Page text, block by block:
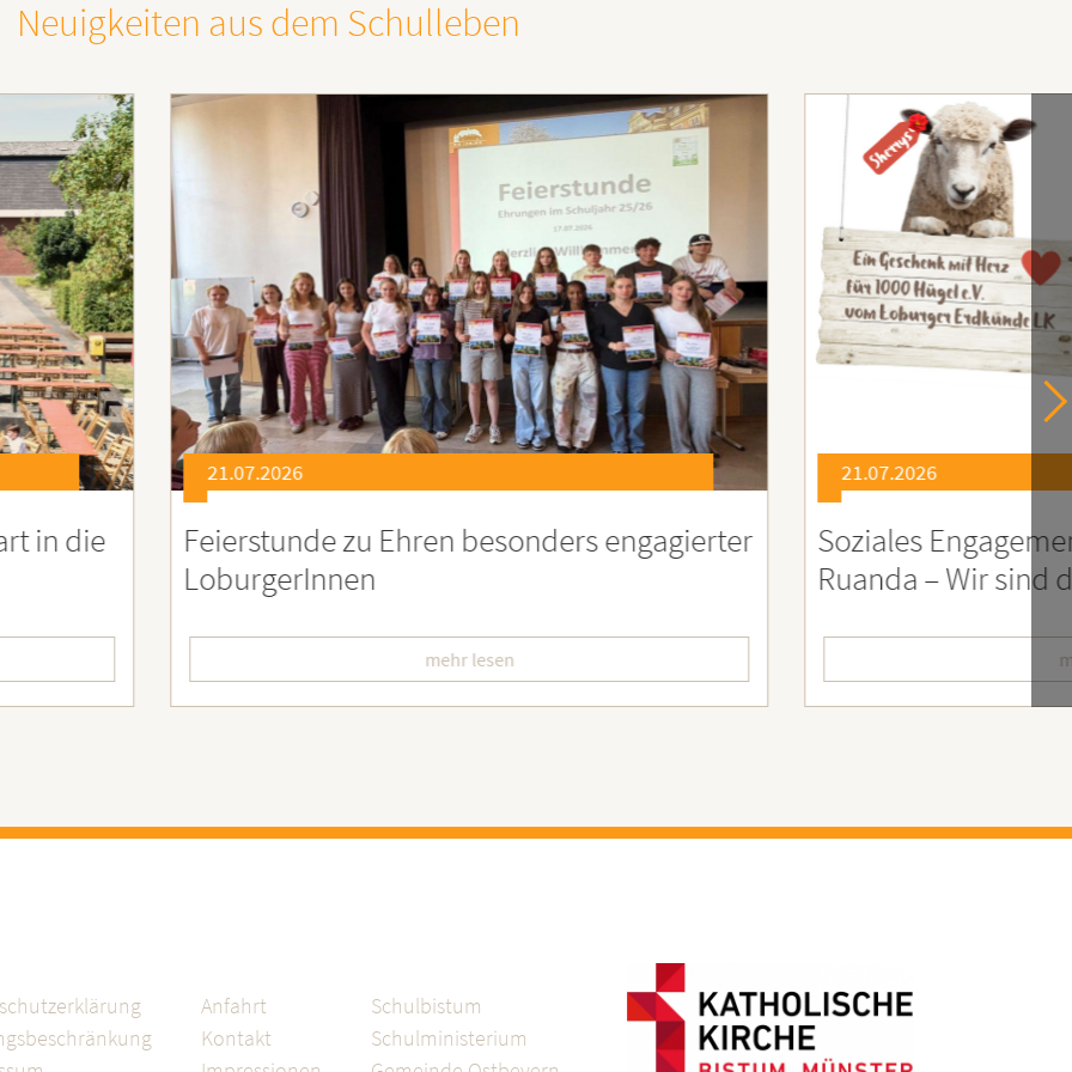
Neuigkeiten aus dem Schulleben
21.07.2026
zu Ehren besonders engagierter
21.07.2026
Soziales Engagement für
Ruanda – Wir sind dabei!
Anfahrt
Kontakt
Schulbistum
Schulministerium